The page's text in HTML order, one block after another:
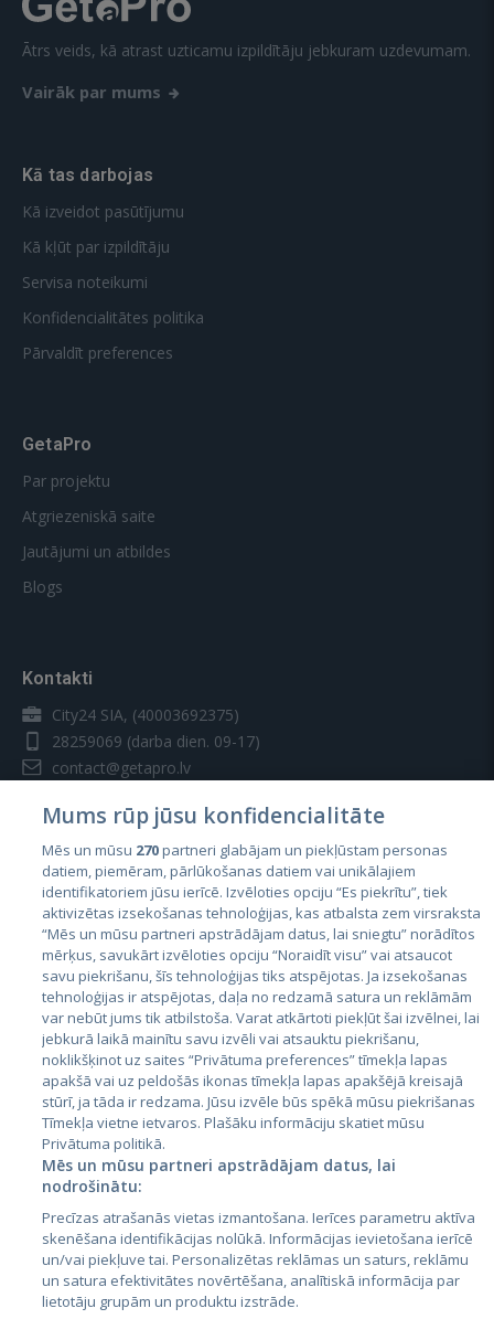
Ātrs veids, kā atrast uzticamu izpildītāju jebkuram uzdevumam.
Vairāk par mums
Kā tas darbojas
Kā izveidot pasūtījumu
Kā kļūt par izpildītāju
Servisa noteikumi
Konfidencialitātes politika
Pārvaldīt preferences
GetaPro
Par projektu
Atgriezeniskā saite
Jautājumi un atbildes
Blogs
Kontakti
City24 SIA, (40003692375)
28259069 (darba dien. 09-17)
contact@getapro.lv
Valstis
Igaunija
Latvija
Lietuva
City24.lv
City24.ee
GetaPro.lv
GetaPro.ee
Skelbiu.lt
CVbankas.lt
Kainos.lt
Paslaugos.lt
auto24.ee
Mums rūp jūsu konfidencialitāte
Mēs un mūsu 270partneri glabājam un piekļūstam personas
datiem, piemēram, pārlūkošanas datiem vai unikālajiem
identifikatoriem jūsu ierīcē. Izvēloties opciju “Es piekrītu”, tiek
aktivizētas izsekošanas tehnoloģijas, kas atbalsta zem virsraksta
“Mēs un mūsu partneri apstrādājam datus, lai sniegtu” norādītos
mērķus, savukārt izvēloties opciju “Noraidīt visu” vai atsaucot
savu piekrišanu, šīs tehnoloģijas tiks atspējotas. Ja izsekošanas
tehnoloģijas ir atspējotas, daļa no redzamā satura un reklāmām
var nebūt jums tik atbilstoša. Varat atkārtoti piekļūt šai izvēlnei, lai
jebkurā laikā mainītu savu izvēli vai atsauktu piekrišanu,
noklikšķinot uz saites “Privātuma preferences” tīmekļa lapas
apakšā vai uz peldošās ikonas tīmekļa lapas apakšējā kreisajā
stūrī, ja tāda ir redzama. Jūsu izvēle būs spēkā mūsu piekrišanas
Tīmekļa vietne ietvaros. Plašāku informāciju skatiet mūsu
Privātuma politikā.
Mēs un mūsu partneri apstrādājam datus, lai
nodrošinātu:
Precīzas atrašanās vietas izmantošana. Ierīces parametru aktīva
skenēšana identifikācijas nolūkā. Informācijas ievietošana ierīcē
un/vai piekļuve tai. Personalizētas reklāmas un saturs, reklāmu
un satura efektivitātes novērtēšana, analītiskā informācija par
lietotāju grupām un produktu izstrāde.